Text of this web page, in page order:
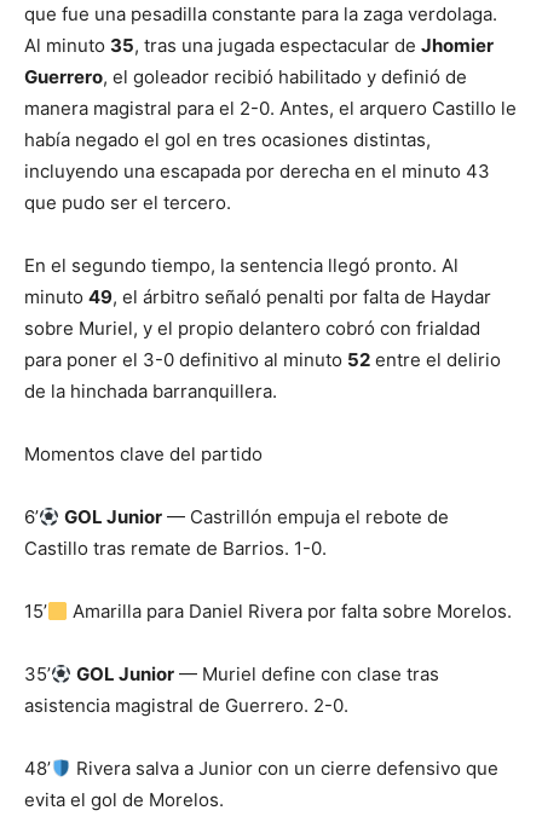
que fue una pesadilla constante para la zaga verdolaga.
Al minuto 35, tras una jugada espectacular de Jhomier
Guerrero, el goleador recibió habilitado y definió de
manera magistral para el 2-0. Antes, el arquero Castillo le
había negado el gol en tres ocasiones distintas,
incluyendo una escapada por derecha en el minuto 43
que pudo ser el tercero.
En el segundo tiempo, la sentencia llegó pronto. Al
minuto 49, el árbitro señaló penalti por falta de Haydar
sobre Muriel, y el propio delantero cobró con frialdad
para poner el 3-0 definitivo al minuto 52 entre el delirio
de la hinchada barranquillera.
Momentos clave del partido
6’ GOL Junior — Castrillón empuja el rebote de
Castillo tras remate de Barrios. 1-0.
15’ Amarilla para Daniel Rivera por falta sobre Morelos.
35’ GOL Junior — Muriel define con clase tras
asistencia magistral de Guerrero. 2-0.
48’
Rivera salva a Junior con un cierre defensivo que
evita el gol de Morelos.